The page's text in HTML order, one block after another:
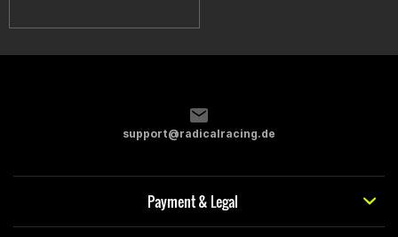
support@radicalracing.de
Payment & Legal